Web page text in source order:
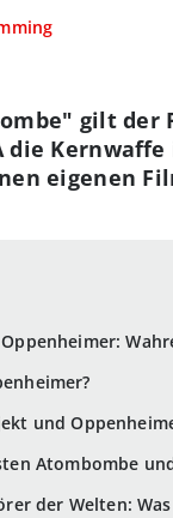
und
Atombombe
der Welten:
gilt der
eigenen